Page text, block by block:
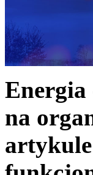
Energia
na
artykule